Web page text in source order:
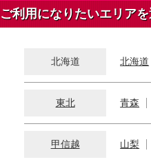
ご利用になりたいエリア
北海道 北海道
東北 青森
甲信越 山梨